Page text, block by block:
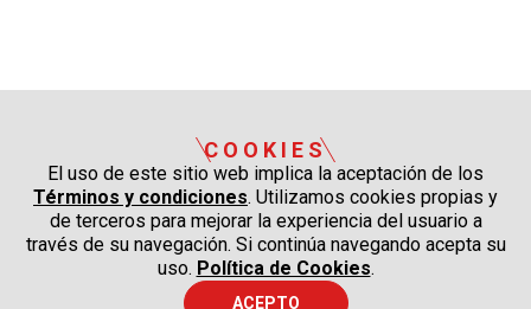
COOKIES
El uso de este sitio web implica la aceptación de los
Términos y condiciones. Utilizamos cookies propias y
de terceros para mejorar la experiencia del usuario a
través de su navegación. Si continúa navegando acepta su
uso. Política de Cookies.
ACEPTO